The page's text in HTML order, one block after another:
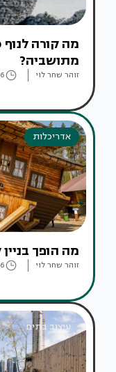
מה קורה
מתושביה?
זוהר שחר לוי
אדריכלות
מה הופך
זוהר שחר לוי
עיצוב בתים